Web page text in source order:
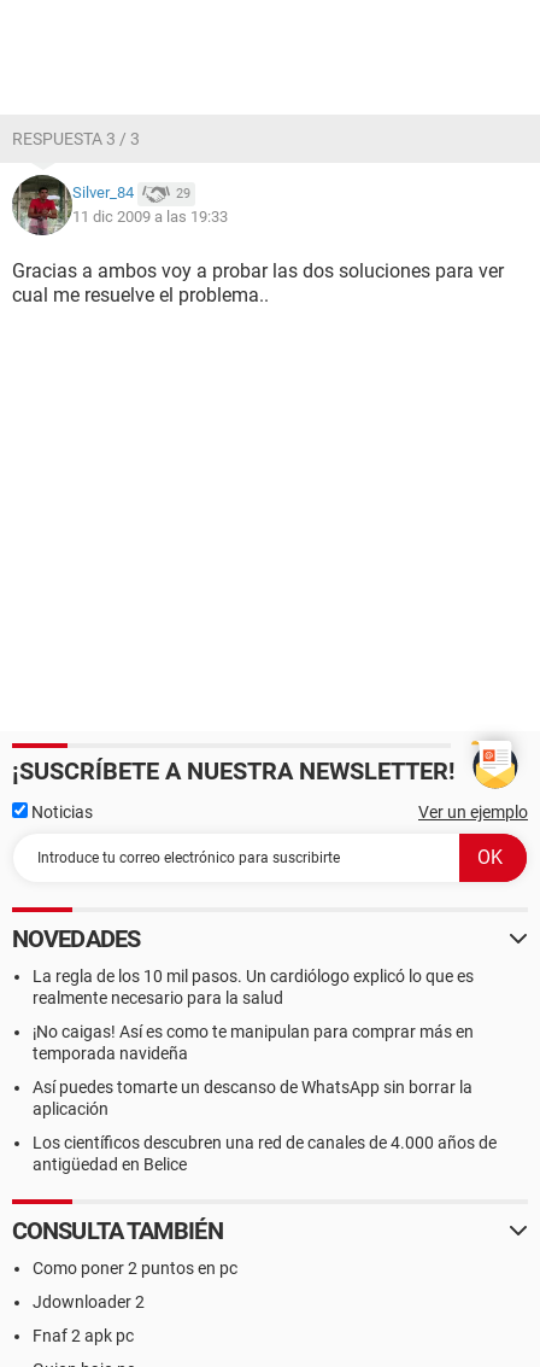
RESPUESTA 3 / 3
Silver_84 29
11 dic 2009 a las 19:33
Gracias a ambos voy a probar las dos soluciones para ver
cual me resuelve el problema..
¡SUSCRÍBETE A NUESTRA NEWSLETTER!
Noticias Ver un ejemplo
NOVEDADES
La regla de los 10 mil pasos. Un cardiólogo explicó lo que es
realmente necesario para la salud
¡No caigas! Así es como te manipulan para comprar más en
temporada navideña
Así puedes tomarte un descanso de WhatsApp sin borrar la
aplicación
Los científicos descubren una red de canales de 4.000 años de
antigüedad en Belice
CONSULTA TAMBIÉN
Como poner 2 puntos en pc
Jdownloader 2
Fnaf 2 apk pc